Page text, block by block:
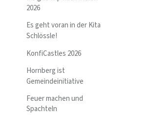
2026
Es geht voran in der Kita
Schlössle!
KonfiCastles 2026
Hornberg ist
Gemeindeinitiative
Feuer machen und
Spachteln